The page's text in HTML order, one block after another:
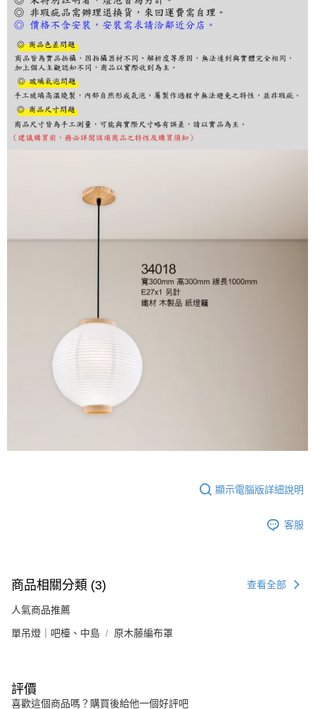
１．於結帳方式選擇「AFTEE先享後付」後，將跳轉至「AFTEE先享後付」
結帳頁面，進行簡訊認證並確認金額後，即可完成結帳。
２．訂單成立數日內，您將收到繳費通知簡訊。
３．收到繳費通知簡訊後14天內，點擊此簡訊中的連結，可透過四大超商／
ATM／網路銀行／等多元方式進行付款，方視為交易完成。
※ 請注意：結帳手續完成當下不需立刻繳費，但若您需要取消訂單，請聯絡
購買商品的店家。未經商家同意取消之訂單仍視為有效，需透過AFTEE先享
後付繳納相關費用。
※ 交易是否成功請以「AFTEE先享後付 」之結帳頁面顯示為準，若有關於
是否繳費成功／繳費後需取消欲退款等相關疑問，請聯繫「AFTEE先享後付
客戶支援中心」
https://netprotections.freshdesk.com/support/home
權轉讓予恩沛科技股份有限公司。
２．關於個人資料處理事宜，請瀏覽以下網址：
４．使用「AFTEE先享後付」時，將依據個別帳號之用戶狀況，依本公司即
時審查核予不同之上限額度；若仍有額度不足之情形，本公司將視審查結果
５．嚴禁一人註冊多個帳號或使用他人資訊註冊。若發現惡意使用之情形，
恩沛科技股份有限公司將有權停止該用戶之使用額度並採取法律行動。
顯示電腦版詳細說明
客服
商品相關分類 (3) 查看全部
人氣商品推薦
單吊燈｜吧檯、中島 原木藤編布罩
評價
喜歡這個商品嗎？購買後給他一個好評吧